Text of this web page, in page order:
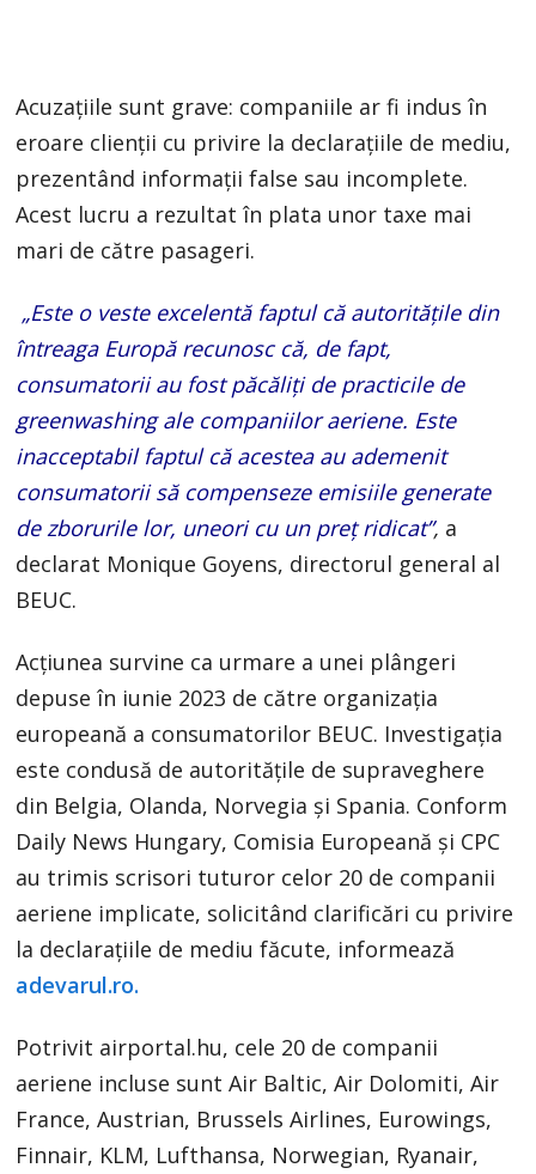
Acuzațiile sunt grave: companiile ar fi indus în
eroare clienții cu privire la declarațiile de mediu,
prezentând informații false sau incomplete.
Acest lucru a rezultat în plata unor taxe mai
mari de către pasageri.
„Este o veste excelentă faptul că autoritățile din
întreaga Europă recunosc că, de fapt,
consumatorii au fost păcăliți de practicile de
greenwashing ale companiilor aeriene. Este
inacceptabil faptul că acestea au ademenit
consumatorii să compenseze emisiile generate
de zborurile lor, uneori cu un preț ridicat”, a
declarat Monique Goyens, directorul general al
BEUC.
Acțiunea survine ca urmare a unei plângeri
depuse în iunie 2023 de către organizația
europeană a consumatorilor BEUC. Investigația
este condusă de autoritățile de supraveghere
din Belgia, Olanda, Norvegia și Spania. Conform
Daily News Hungary, Comisia Europeană și CPC
au trimis scrisori tuturor celor 20 de companii
aeriene implicate, solicitând clarificări cu privire
la declarațiile de mediu făcute, informează
adevarul.ro.
Potrivit airportal.hu, cele 20 de companii
aeriene incluse sunt Air Baltic, Air Dolomiti, Air
France, Austrian, Brussels Airlines, Eurowings,
Finnair, KLM, Lufthansa, Norwegian, Ryanair,